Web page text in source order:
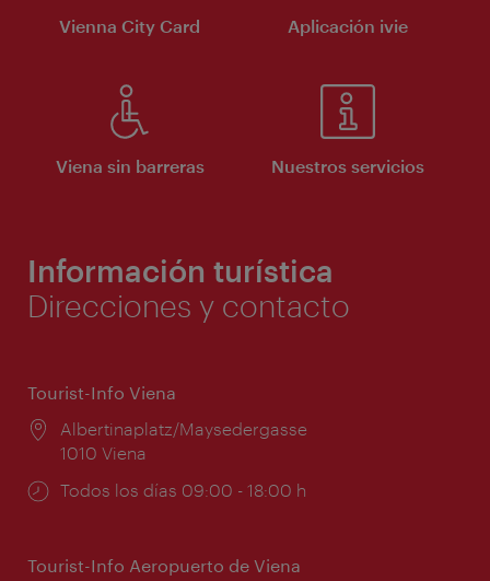
Vienna City Card Aplicación ivie
Viena sin barreras Nuestros servicios
Información turística
Direcciones y contacto
Tourist-Info Viena
Lugar:
Albertinaplatz/Maysedergasse
1010 Viena
Horarios
Todos los días 09:00 - 18:00 h
Tourist-Info Aeropuerto de Viena